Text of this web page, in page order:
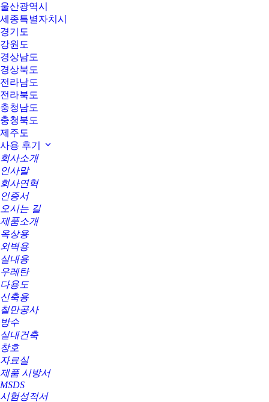
울산광역시
세종특별자치시
경기도
강원도
경상남도
경상북도
전라남도
전라북도
충청남도
충청북도
제주도
사용 후기
회사소개
인사말
회사연혁
인증서
오시는 길
제품소개
옥상용
외벽용
실내용
우레탄
다용도
신축용
칠만공사
방수
실내건축
창호
자료실
제품 시방서
MSDS
시험성적서